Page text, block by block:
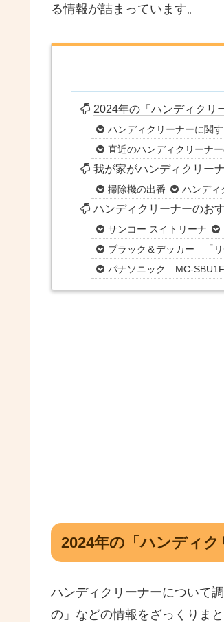
る情報が詰まっています。
2024年の「ハンディクリ
ハンディクリーナーに関
直近のハンディクリーナ
我が家がハンディクリー
掃除機の出番 ハンディ
ハンディクリーナーのお
サンコー スイトリーナ
ブラック＆デッカー 「リ
パナソニック MC-SBU1F
2024年の「ハンディ
ハンディクリーナーについて
の」などの情報をざっくりま